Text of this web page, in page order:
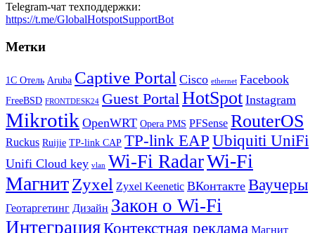
Telegram-чат техподдержки:
https://t.me/GlobalHotspotSupportBot
Метки
1С Отель Aruba Captive Portal Cisco ethernet Facebook
FreeBSD FRONTDESK24 Guest Portal HotSpot Instagram
Mikrotik OpenWRT Opera PMS PFSense RouterOS
Ruckus Ruijie TP-link CAP TP-link EAP Ubiquiti UniFi
Unifi Cloud key vlan Wi-Fi RadarWi-Fi
МагнитZyxel Zyxel Keenetic ВКонтакте Ваучеры
Геотаргетинг Дизайн Закон о Wi-Fi
ИнтеграцияКонтекстная реклама Магнит